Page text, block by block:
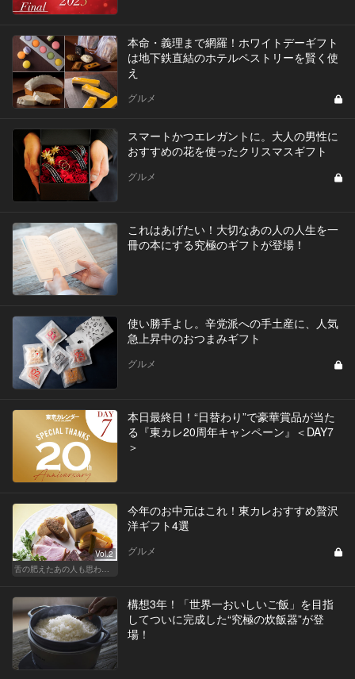
本命・義理まで網羅！ホワイトデーギフト
は地下鉄直結のホテルペストリーを賢く使
え
グルメ
スマートかつエレガントに。大人の男性に
おすすめの花を使ったクリスマスギフト
グルメ
これはあげたい！大切なあの人の人生を一
冊の本にする究極のギフトが登場！
使い勝手よし。辛党派への手土産に、人気
急上昇中のおつまみギフト
グルメ
本日最終日！“日替わり”で豪華賞品が当た
る『東カレ20周年キャンペーン』＜DAY7
＞
Vol.2
今年のお中元はこれ！東カレおすすめ贅沢
洋ギフト4選
グルメ
構想3年！「世界一おいしいご飯」を目指
してついに完成した“究極の炊飯器”が登
場！